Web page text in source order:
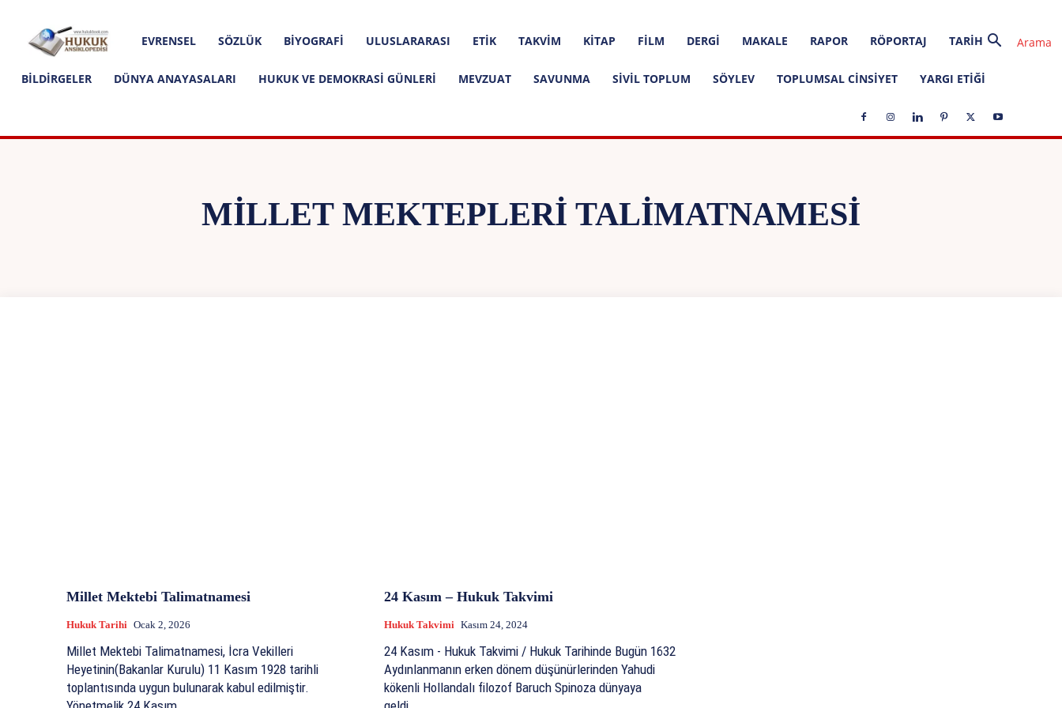
Hukuk
Ansiklopedisi
EVRENSEL SÖZLÜK BIYOGRAFI ULUSLARARASI ETIK TAKVIM KITAP FILM DERGI MAKALE RAPOR RÖPORTAJ TARIH
BILDIRGELER DÜNYA ANAYASALARI HUKUK VE DEMOKRASI GÜNLERI MEVZUAT SAVUNMA SIVIL TOPLUM SÖYLEV TOPLUMSAL CINSIYET YARGI ETIĞI
MILLET MEKTEPLERI TALIMATNAMESI
Millet Mektebi Talimatnamesi
Hukuk Tarihi Ocak 2, 2026
Millet Mektebi Talimatnamesi, İcra Vekilleri
Heyetinin(Bakanlar Kurulu) 11 Kasım 1928 tarihli
toplantısında uygun bulunarak kabul edilmiştir.
24 Kasım – Hukuk Takvimi
Hukuk Takvimi Kasım 24, 2024
24 Kasım - Hukuk Takvimi / Hukuk Tarihinde Bugün 1632
Aydınlanmanın erken dönem düşünürlerinden Yahudi
kökenli Hollandalı filozof Baruch Spinoza dünyaya